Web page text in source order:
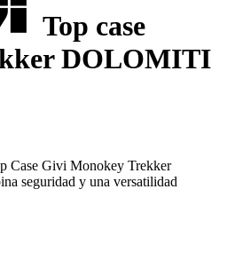
Top case
DOLOMITI
Case Givi Monokey Trekker
seguridad y una versatilidad